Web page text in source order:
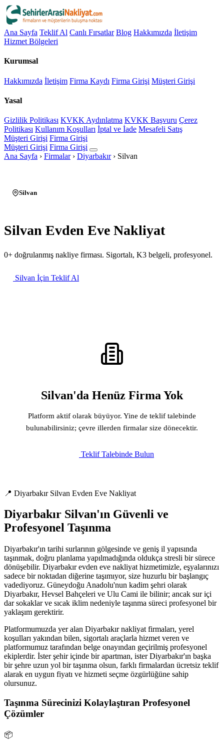
Ana Sayfa Teklif Al Canlı Fırsatlar Blog Hakkımızda İletişim
Hizmet Bölgeleri
Kurumsal
Hakkımızda İletişim Firma Kaydı Firma Girişi Müşteri Girişi
Yasal
Gizlilik Politikası KVKK Aydınlatma KVKK Başvuru Çerez
Politikası Kullanım Koşulları İptal ve İade Mesafeli Satış
Müşteri Girişi Firma Girişi
Müşteri Girişi Firma Girişi
Ana Sayfa › Firmalar › Diyarbakır › Silvan
Silvan
Silvan Evden Eve Nakliyat
0+ doğrulanmış nakliye firması. Sigortalı, K3 belgeli, profesyonel.
Silvan İçin Teklif Al
Silvan'da Henüz Firma Yok
Platform aktif olarak büyüyor. Yine de teklif talebinde
bulunabilirsiniz; çevre illerden firmalar size dönecektir.
Teklif Talebinde Bulun
📍 Diyarbakır Silvan Evden Eve Nakliyat
Diyarbakır Silvan'ın Güvenli ve
Profesyonel Taşınma
Diyarbakır'ın tarihi surlarının gölgesinde ve geniş il yapısında
taşınmak, doğru planlama yapılmadığında oldukça stresli bir sürece
dönüşebilir. Diyarbakır evden eve nakliyat hizmetimizle, eşyalarınızı
sadece bir noktadan diğerine taşımıyor, size huzurlu bir başlangıç
vadediyoruz. Güneydoğu Anadolu'nun kadim şehri olarak
Diyarbakır, Hevsel Bahçeleri ve Ulu Cami ile bilinir; ancak sur içi
dar sokaklar ve sıcak iklim nedeniyle taşınma süreci profesyonel bir
yaklaşım gerektirir.
Platformumuzda yer alan Diyarbakır nakliyat firmaları, yerel
koşulları yakından bilen, sigortalı araçlarla hizmet veren ve
platformumuz tarafından belge onayından geçirilmiş profesyonel
ekiplerdir. İster şehir içinde bir apartman, ister Diyarbakır'ın başka
bir şehre uzun yol bir taşınma olsun, farklı firmalardan ücretsiz teklif
alarak en uygun fiyatı ve hizmeti seçme özgürlüğüne sahip
olursunuz.
Taşınma Sürecinizi Kolaylaştıran Profesyonel
Çözümler
📦